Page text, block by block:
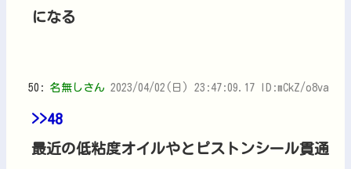
になる
50: 名無しさん 2023/04/02(日) 23:47:09.17 ID:mCkZ/o8va
>>48
最近の低粘度オイルやとピストンシール貫通